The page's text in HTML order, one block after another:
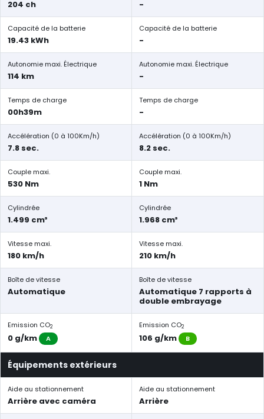
204 ch -
Capacité de la batterie
19.43 kWh
Capacité de la batterie
-
Autonomie maxi. Électrique
114 km
Autonomie maxi. Électrique
-
Temps de charge
00h39m
Temps de charge
-
Accélération (0 à 100Km/h)
7.8 sec.
Accélération (0 à 100Km/h)
8.2 sec.
Couple maxi.
530 Nm
Couple maxi.
1 Nm
Cylindrée
1.499 cm³
Cylindrée
1.968 cm³
Vitesse maxi.
180 km/h
Vitesse maxi.
210 km/h
Boîte de vitesse
Automatique
Boîte de vitesse
Automatique 7 rapports à
double embrayage
Emission CO2
0 g/km A
Emission CO2
106 g/km B
Équipements extérieurs
Aide au stationnement
Arrière avec caméra
Aide au stationnement
Arrière